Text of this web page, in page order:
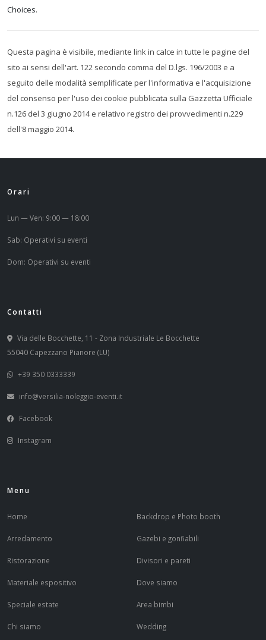
Choices.
Questa pagina è visibile, mediante link in calce in tutte le pagine del
sito ai sensi dell'art. 122 secondo comma del D.lgs. 196/2003 e a
seguito delle modalità semplificate per l'informativa e l'acquisizione
del consenso per l'uso dei cookie pubblicata sulla Gazzetta Ufficiale
n.126 del 3 giugno 2014 e relativo registro dei provvedimenti n.229
dell'8 maggio 2014.
Orari
Lun — Ven: 9:00 — 18:00
Sab: Operativi su eventi
Dom: Operativi su eventi
Contatti
Via delle Bocchette, 11 - Zona Industriale Le Bocchette
55040 Capezzano Pianore (LU)
+39 350 0333339
info@versilia-noleggio-eventi.it
Facebook
Instagram
Menu
Home
Arredamento
Ristorazione
Materiale espositivo
Speciale estate
Chi siamo
Backdrop e Photo booth
Gazebi e gonfiabili
Divisori e pareti
Dove siamo
Area bimbi
Wedding